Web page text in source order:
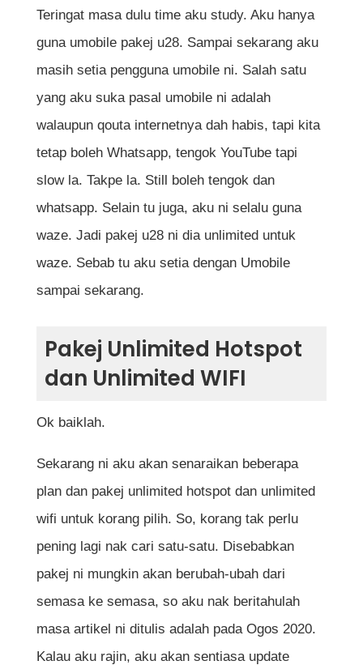
Teringat masa dulu time aku study. Aku hanya
guna umobile pakej u28. Sampai sekarang aku
masih setia pengguna umobile ni. Salah satu
yang aku suka pasal umobile ni adalah
walaupun qouta internetnya dah habis, tapi kita
tetap boleh Whatsapp, tengok YouTube tapi
slow la. Takpe la. Still boleh tengok dan
whatsapp. Selain tu juga, aku ni selalu guna
waze. Jadi pakej u28 ni dia unlimited untuk
waze. Sebab tu aku setia dengan Umobile
sampai sekarang.
Pakej Unlimited Hotspot
dan Unlimited WIFI
Ok baiklah.
Sekarang ni aku akan senaraikan beberapa
plan dan pakej unlimited hotspot dan unlimited
wifi untuk korang pilih. So, korang tak perlu
pening lagi nak cari satu-satu. Disebabkan
pakej ni mungkin akan berubah-ubah dari
semasa ke semasa, so aku nak beritahulah
masa artikel ni ditulis adalah pada Ogos 2020.
Kalau aku rajin, aku akan sentiasa update